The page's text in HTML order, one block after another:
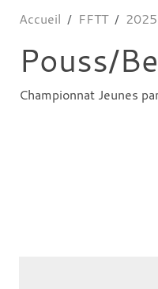
Accueil FFTT
Pouss/
Championnat Jeunes